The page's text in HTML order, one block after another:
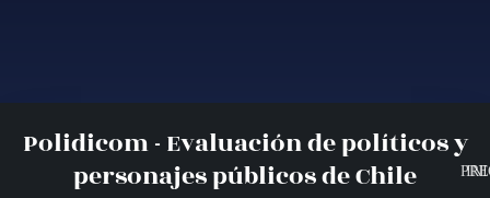
Polidicom - Evaluación de políticos y
personajes públicos de Chile